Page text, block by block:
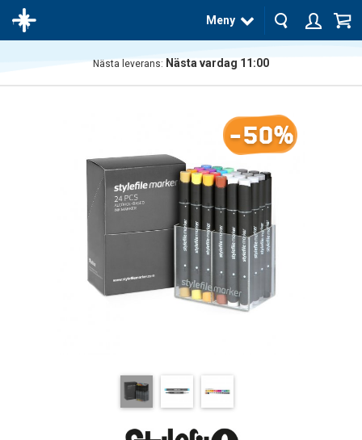
Meny
Nästa leverans: Nästa vardag 11:00
-50%